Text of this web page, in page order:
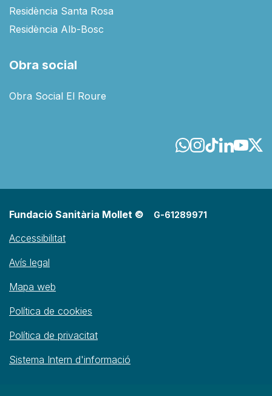
Residència Santa Rosa
Residència Alb-Bosc
Obra social
Obra Social El Roure
Fundació Sanitària Mollet © G-61289971
Accessibilitat
Avís legal
Mapa web
Política de cookies
Política de privacitat
Sistema Intern d'informació